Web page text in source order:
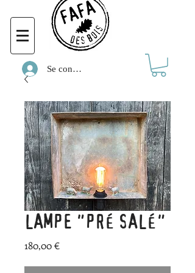
Se connecter
LAMPE "PRÉ SALÉ"
180,00 €Prix